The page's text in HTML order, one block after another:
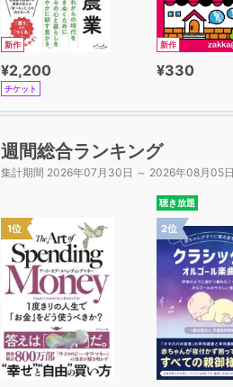
新作
¥2,200
チケット
新作
¥330
週間総合ランキング
集計期間 2026年07月30日 ～ 2026年08月05日
1位
聴き放題
2位